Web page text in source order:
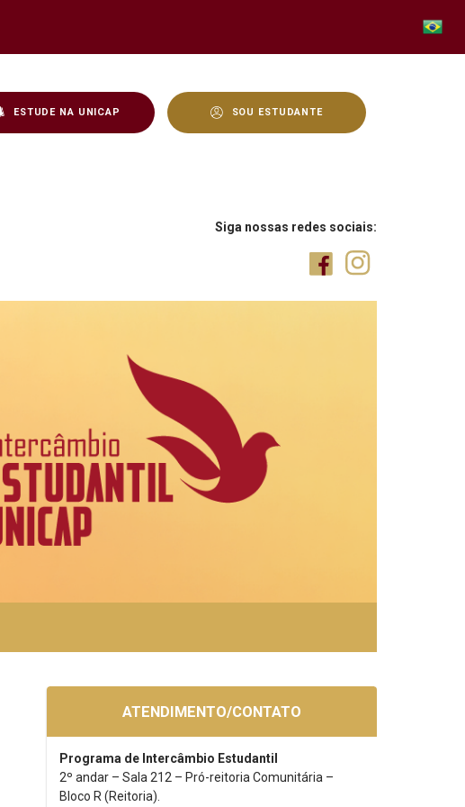
ESTUDE NA UNICAP SOU ESTUDANTE
Siga nossas redes sociais:
ATENDIMENTO/CONTATO
Programa de Intercâmbio Estudantil
2º andar – Sala 212 – Pró-reitoria Comunitária –
Bloco R (Reitoria).